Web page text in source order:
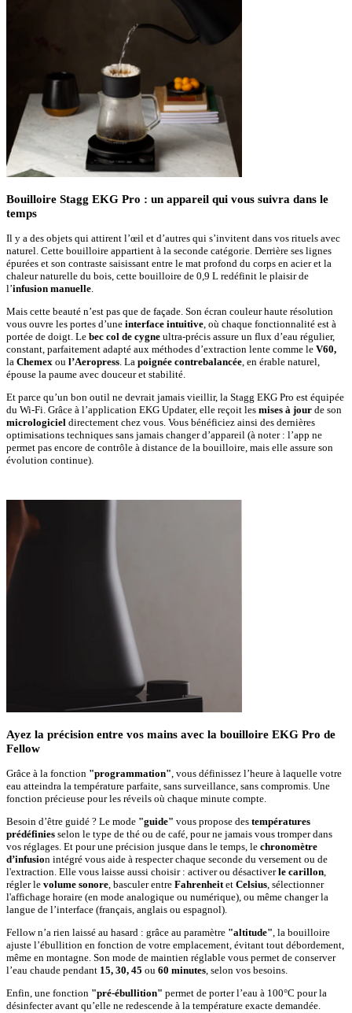
Bouilloire Stagg EKG Pro : un appareil qui vous suivra dans le
temps
Il y a des objets qui attirent l’œil et d’autres qui s’invitent dans vos rituels avec
naturel. Cette bouilloire appartient à la seconde catégorie. Derrière ses lignes
épurées et son contraste saisissant entre le mat profond du corps en acier et la
chaleur naturelle du bois, cette bouilloire de 0,9 L redéfinit le plaisir de
l’infusion manuelle.
Mais cette beauté n’est pas que de façade. Son écran couleur haute résolution
vous ouvre les portes d’une interface intuitive, où chaque fonctionnalité est à
portée de doigt. Le bec col de cygne ultra-précis assure un flux d’eau régulier,
constant, parfaitement adapté aux méthodes d’extraction lente comme le V60,
la Chemex ou l’Aeropress. La poignée contrebalancée, en érable naturel,
épouse la paume avec douceur et stabilité.
Et parce qu’un bon outil ne devrait jamais vieillir, la Stagg EKG Pro est équipée
du Wi-Fi. Grâce à l’application EKG Updater, elle reçoit les mises à jour de son
micrologiciel directement chez vous. Vous bénéficiez ainsi des dernières
optimisations techniques sans jamais changer d’appareil (à noter : l’app ne
permet pas encore de contrôle à distance de la bouilloire, mais elle assure son
évolution continue).
Ayez la précision entre vos mains avec la bouilloire EKG Pro de
Fellow
Grâce à la fonction "programmation", vous définissez l’heure à laquelle votre
eau atteindra la température parfaite, sans surveillance, sans compromis. Une
fonction précieuse pour les réveils où chaque minute compte.
Besoin d’être guidé ? Le mode "guide" vous propose des températures
prédéfinies selon le type de thé ou de café, pour ne jamais vous tromper dans
vos réglages. Et pour une précision jusque dans le temps, le chronomètre
d’infusion intégré vous aide à respecter chaque seconde du versement ou de
l'extraction. Elle vous laisse aussi choisir : activer ou désactiverle carillon,
régler le volume sonore, basculer entre Fahrenheitet Celsius, sélectionner
l'affichage horaire (en mode analogique ou numérique), ou même changer la
langue de l’interface (français, anglais ou espagnol).
Fellow n’a rien laissé au hasard : grâce au paramètre "altitude", la bouilloire
ajuste l’ébullition en fonction de votre emplacement, évitant tout débordement,
même en montagne. Son mode de maintien réglable vous permet de conserver
l’eau chaude pendant 15, 30, 45 ou 60 minutes, selon vos besoins.
Enfin, une fonction "pré-ébullition" permet de porter l’eau à 100°C pour la
désinfecter avant qu’elle ne redescende à la température exacte demandée.